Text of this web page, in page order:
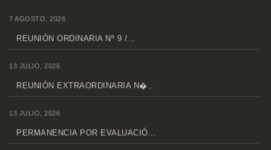
7 AGOSTO, 2026
REUNIÓN ORDINARIA Nº 9 /...
13 JULIO, 2026
REUNIÓN EXTRAORDINARIA N�...
13 JULIO, 2026
PERMANENCIA POR EVALUACIÓ...